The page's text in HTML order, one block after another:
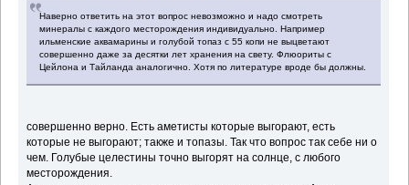
Наверно ответить на этот вопрос невозможно и надо смотреть
минералы с каждого месторождения индивидуально. Например
ильменские аквамарины и голубой топаз с 55 копи не выцветают
совершенно даже за десятки лет хранения на свету. Флюориты с
Цейлона и Тайланда аналогично. Хотя по литературе вроде бы должны.
совершенно верно. Есть аметисты которые выгорают, есть
которые не выгорают; также и топазы. Так что вопрос так себе ни о
чем. Голубые целестины точно выгорят на солнце, с любого
месторождения.